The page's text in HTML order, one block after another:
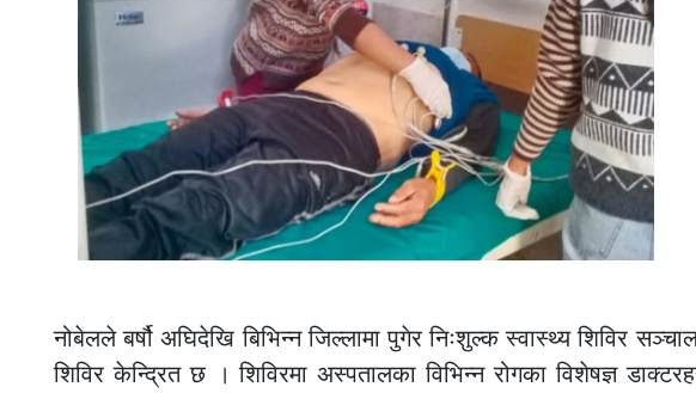
नोबेलले बर्षौ अघिदेखि बिभिन्न जिल्लामा पुगेर निःशुल्क स्वास्थ्य शिविर
शिविर केन्द्रित छ । शिविरमा अस्पतालका विभिन्न रोगका विशेषज्ञ